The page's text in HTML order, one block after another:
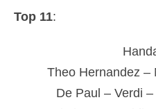
Top 11:
Theo Hernandez –
De Paul – Verdi